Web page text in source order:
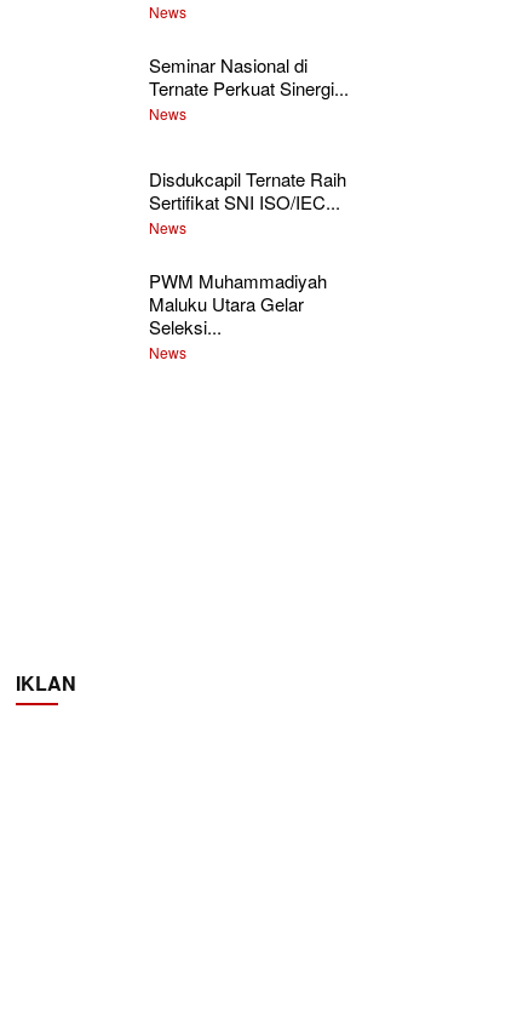
News
Seminar Nasional di
Ternate Perkuat Sinergi...
News
Disdukcapil Ternate Raih
Sertifikat SNI ISO/IEC...
News
PWM Muhammadiyah
Maluku Utara Gelar
Seleksi...
News
IKLAN